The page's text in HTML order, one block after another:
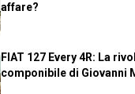
affare?
FIAT 127 Every 4R: La
componibile di Giovanni